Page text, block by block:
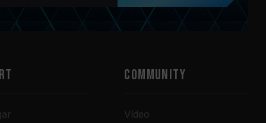
COMMUNITY
Vídeo